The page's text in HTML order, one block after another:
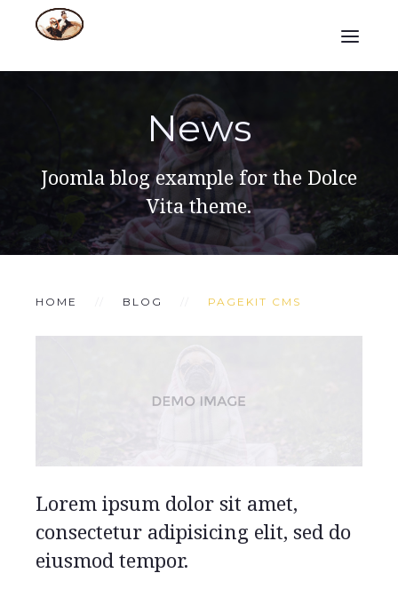
News
Joomla blog example for the Dolce
Vita theme.
HOME BLOG PAGEKIT CMS
Lorem ipsum dolor sit amet,
consectetur adipisicing elit, sed do
eiusmod tempor.